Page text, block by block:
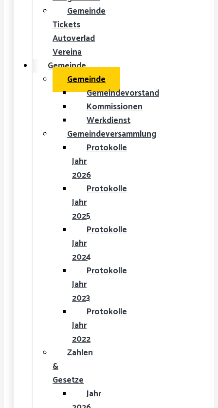
Gemeinde
Tickets
Autoverlad
Vereina
Gemeinde
Gemeinde
Gemeindevorstand
Kommissionen
Werkdienst
Gemeindeversammlung
Protokolle
Jahr
2026
Protokolle
Jahr
2025
Protokolle
Jahr
2024
Protokolle
Jahr
2023
Protokolle
Jahr
2022
Zahlen
&
Gesetze
Jahr